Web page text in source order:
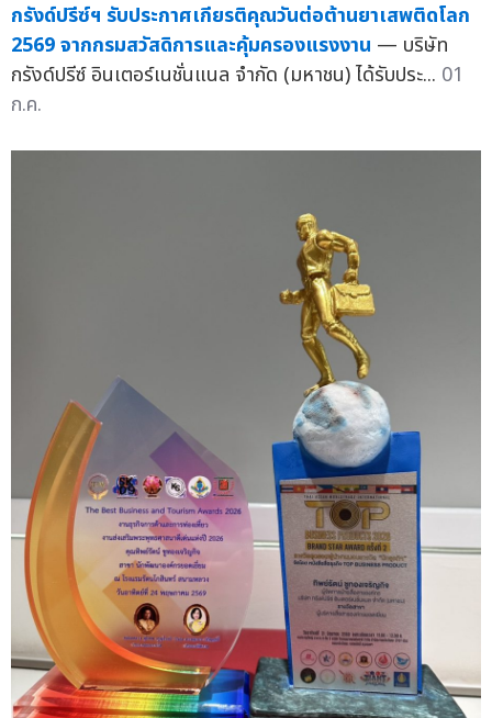
กรังด์ปรีซ์ฯ รับประกาศเกียรติคุณวันต่อต้านยาเสพติดโลก
2569 จากกรมสวัสดิการและคุ้มครองแรงงาน — บริษัท
กรังด์ปรีซ์ อินเตอร์เนชั่นแนล จำกัด (มหาชน) ได้รับประ... 01
ก.ค.